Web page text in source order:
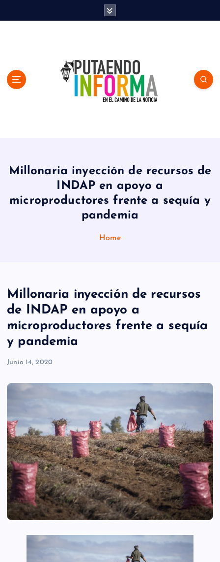
Millonaria inyección de recursos de
INDAP en apoyo a
microproductores frente a sequía y
pandemia
Home
Millonaria inyección de recursos
de INDAP en apoyo a
microproductores frente a sequía
y pandemia
Junio 14, 2020